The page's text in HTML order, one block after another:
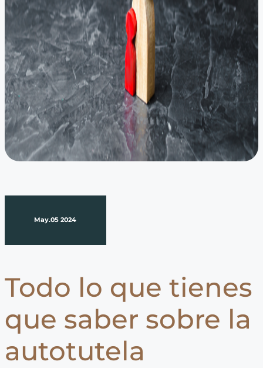
May.05 2024
Todo lo que tienes
que saber sobre la
autotutela